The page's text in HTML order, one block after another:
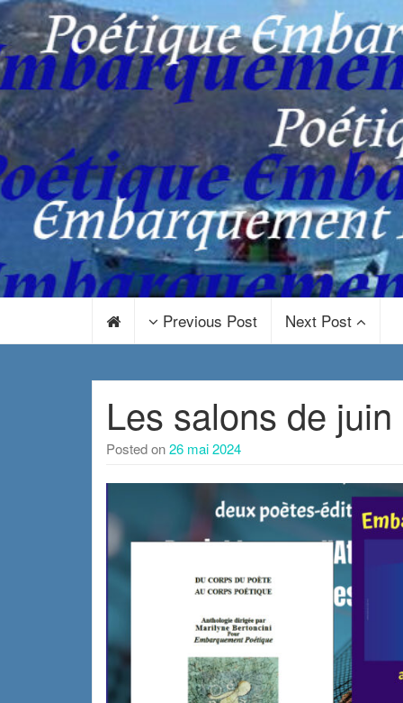
Previous Post Next Post
Les salons de
Posted on26 mai 2024